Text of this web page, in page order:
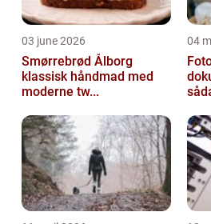
03 june 2026
Smørrebrød Ålborg
klassisk håndmad med
moderne tw...
04